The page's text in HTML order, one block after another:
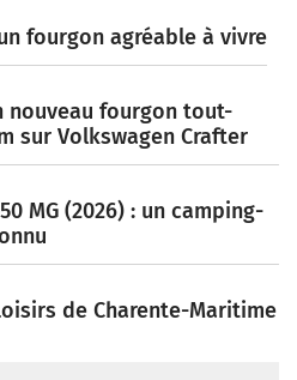
fourgon agréable à vivre
nouveau fourgon tout-
sur Volkswagen Crafter
MG (2026) : un camping-
de Charente-Maritime